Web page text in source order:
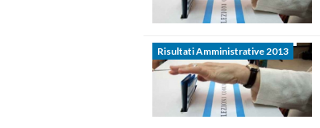
Risultati Amministrative 2013